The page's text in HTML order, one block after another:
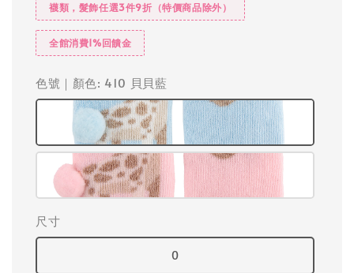
襪類，髮飾任選3件9折（特價商品除外）
全館消費1%回饋金
色號｜顏色: 410 貝貝藍
尺寸
0